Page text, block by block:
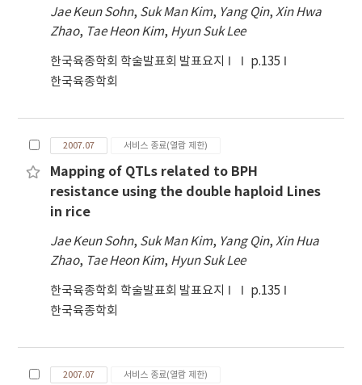
Jae Keun Sohn, Suk Man Kim, Yang Qin,Xin Hwa
Zhao, Tae Heon Kim, Hyun Suk Lee
한국육종학회 학술발표회 발표요지
p.135
한국육종학회
2007.07 서비스 종료(열람 제한)
Mapping of QTLs related to BPH
resistance using the double haploid Lines
in rice
Jae Keun Sohn, Suk Man Kim, Yang Qin,Xin Hua
Zhao, Tae Heon Kim, Hyun Suk Lee
한국육종학회 학술발표회 발표요지
p.135
한국육종학회
2007.07 서비스 종료(열람 제한)